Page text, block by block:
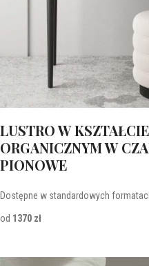
LUSTRO W KSZTAŁCIE
ORGANICZNYM W
PIONOWE
Dostępne w standardowych
od 1370 zł